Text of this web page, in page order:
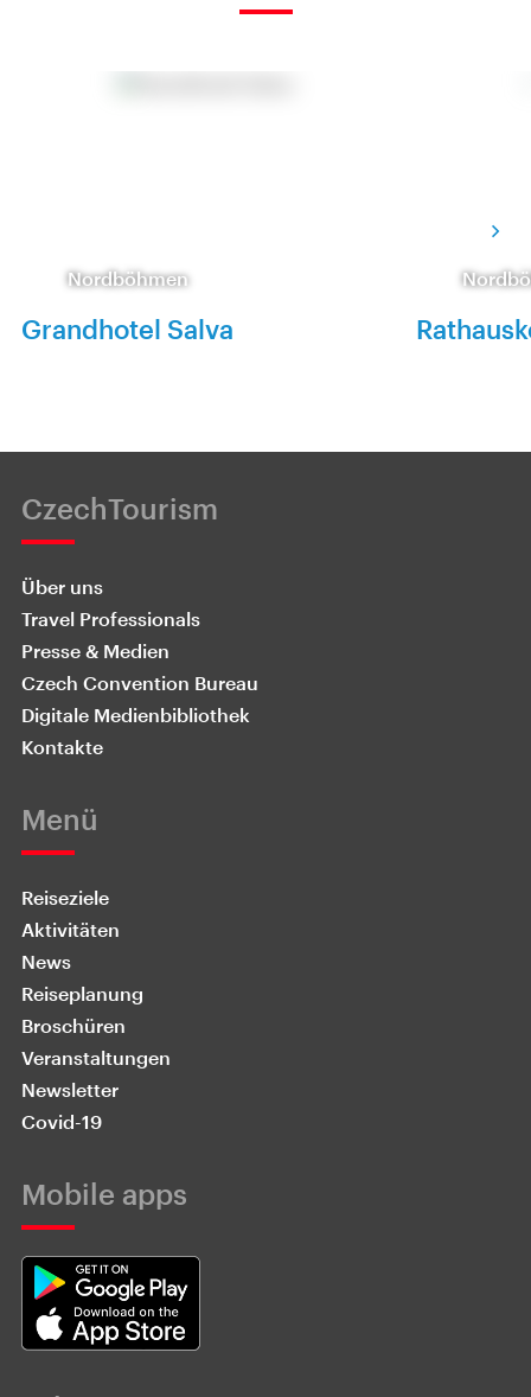
Nordböhmen
Grandhotel Salva
CzechTourism
Über uns
Travel Professionals
Presse & Medien
Czech Convention Bureau
Digitale Medienbibliothek
Kontakte
Menü
Reiseziele
Aktivitäten
News
Reiseplanung
Broschüren
Veranstaltungen
Newsletter
Covid-19
Mobile apps